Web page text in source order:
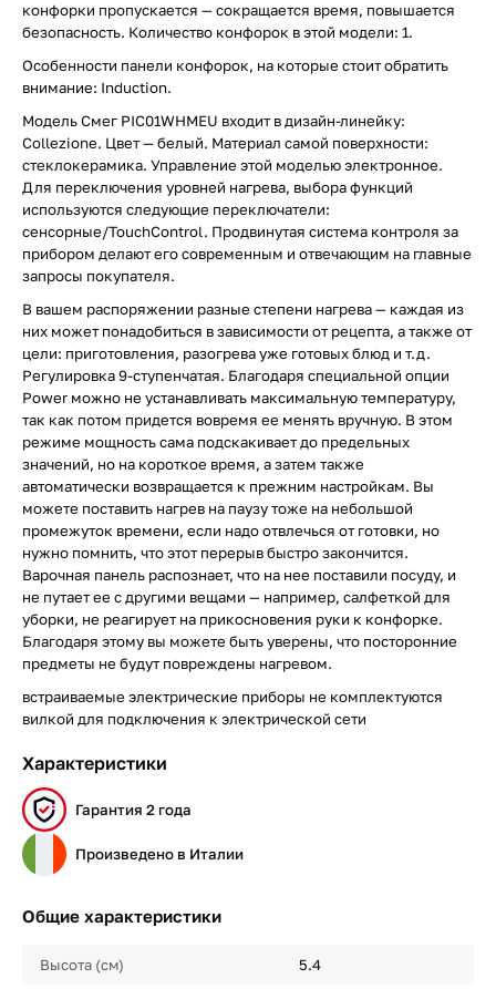
конфорки пропускается — сокращается время, повышается
безопасность. Количество конфорок в этой модели: 1.
Особенности панели конфорок, на которые стоит обратить
внимание: Induction.
Модель Смег PIC01WHMEU входит в дизайн-линейку:
Collezione. Цвет — белый. Материал самой поверхности:
стеклокерамика. Управление этой моделью электронное.
Для переключения уровней нагрева, выбора функций
используются следующие переключатели:
сенсорные/TouchControl. Продвинутая система контроля за
прибором делают его современным и отвечающим на главные
запросы покупателя.
В вашем распоряжении разные степени нагрева — каждая из
них может понадобиться в зависимости от рецепта, а также от
цели: приготовления, разогрева уже готовых блюд и т.д.
Регулировка 9-ступенчатая. Благодаря специальной опции
Power можно не устанавливать максимальную температуру,
так как потом придется вовремя ее менять вручную. В этом
режиме мощность сама подскакивает до предельных
значений, но на короткое время, а затем также
автоматически возвращается к прежним настройкам. Вы
можете поставить нагрев на паузу тоже на небольшой
промежуток времени, если надо отвлечься от готовки, но
нужно помнить, что этот перерыв быстро закончится.
Варочная панель распознает, что на нее поставили посуду, и
не путает ее с другими вещами — например, салфеткой для
уборки, не реагирует на прикосновения руки к конфорке.
Благодаря этому вы можете быть уверены, что посторонние
предметы не будут повреждены нагревом.
встраиваемые электрические приборы не комплектуются
вилкой для подключения к электрической сети
Характеристики
Гарантия 2 года
Произведено в Италии
Общие характеристики
Высота (см) 5.4